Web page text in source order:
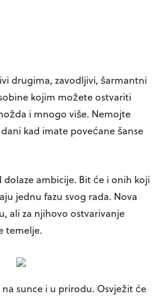
drugima, zavodljivi, šarmantni
kojim možete ostvariti
i mnogo više. Nemojte
kad imate povećane šanse
dolaze ambicije. Bit će i onih koji
jednu fazu svog rada. Nova
ali za njihovo ostvarivanje
temelje.
na sunce i u prirodu. Osvježit će